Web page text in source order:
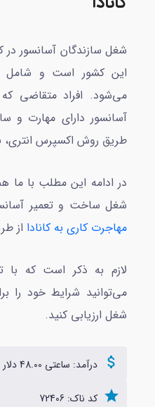
شغل سازندگان آسانسور در
این کشور است و شامل
می‌شود. افراد متقاضی
آسانسور دارای مهارت و
طریق روش‌ اکسپرس انتری،
در ادامه این مطلب با ما
شغل ساخت و تعمیر
مهاجرت کاری به کانادا از
لازم به ذکر است که با
می‌توانید شرایط خود را
شغل ارزیابی کنید.
attach_money درآمد: ساعتی 48.00 دلار
star کد ناک: 72406